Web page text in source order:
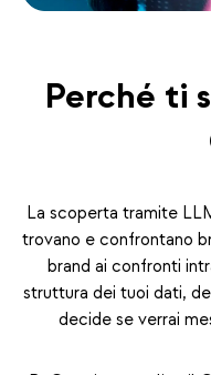
Perché ti
La scoperta tramite
trovano e confrontano
brand ai confronti
struttura dei tuoi dati,
decide se verrai